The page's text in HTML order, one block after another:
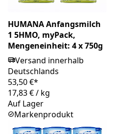
HUMANA Anfangsmilch
1 5HMO, myPack,
Mengeneinheit: 4 x 750g
Versand innerhalb
Deutschlands
53,50 €*
17,83 €/ kg
Auf Lager
Markenprodukt